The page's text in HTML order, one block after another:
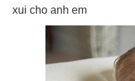
xui cho anh em